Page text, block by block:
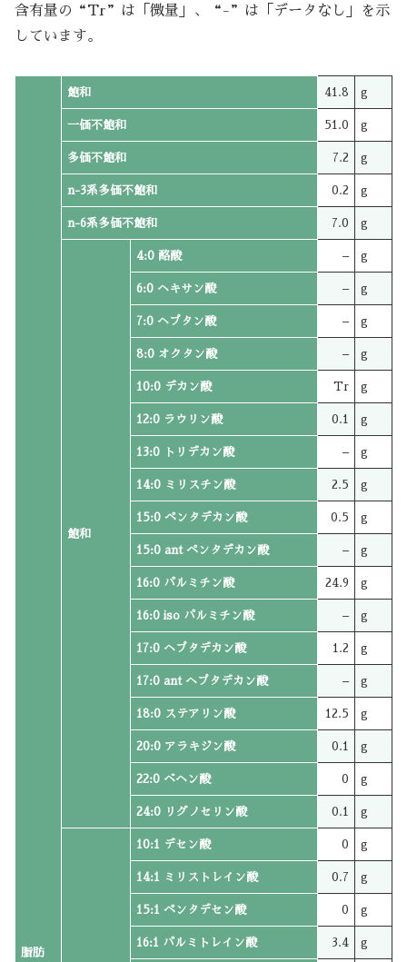
含有量の“Tr”は「微量」、“-”は「データなし」を示
しています。
脂肪
飽和 41.8 g
一価不飽和 51.0 g
多価不飽和 7.2 g
n-3系多価不飽和 0.2 g
n-6系多価不飽和 7.0 g
飽和
4:0 酪酸 – g
6:0 ヘキサン酸 – g
7:0 ヘプタン酸 – g
8:0 オクタン酸 – g
10:0 デカン酸 Tr g
12:0 ラウリン酸 0.1 g
13:0 トリデカン酸 – g
14:0 ミリスチン酸 2.5 g
15:0 ペンタデカン酸 0.5 g
15:0 ant ペンタデカン酸 – g
16:0 パルミチン酸 24.9 g
16:0 iso パルミチン酸 – g
17:0 ヘプタデカン酸 1.2 g
17:0 ant ヘプタデカン酸 – g
18:0 ステアリン酸 12.5 g
20:0 アラキジン酸 0.1 g
22:0 ベヘン酸 0 g
24:0 リグノセリン酸 0.1 g
10:1 デセン酸 0 g
14:1 ミリストレイン酸 0.7 g
15:1 ペンタデセン酸 0 g
16:1 パルミトレイン酸 3.4 g